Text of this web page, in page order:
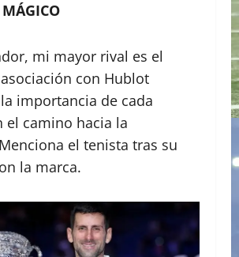
mi mayor rival es el
con Hublot
importancia de cada
el camino hacia la
el tenista tras su
la marca.